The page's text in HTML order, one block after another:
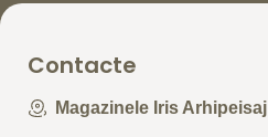
Contacte
Magazinele Iris Arhipeisaj